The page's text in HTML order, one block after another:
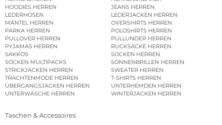
HOODIES HERREN
JEANS HERREN
LEDERHOSEN
LEDERJACKEN HERREN
MÄNTEL HERREN
OVERSHIRTS HERREN
PARKA HERREN
POLOSHIRTS HERREN
PULLOVER HERREN
PULLUNDER HERREN
PYJAMAS HERREN
RUCKSÄCKE HERREN
SAKKOS
SOCKEN HERREN
SOCKEN MULTIPACKS
SONNENBRILLEN HERREN
STRICKJACKEN HERREN
SWEATER HERREN
TRACHTENMODE HERREN
T-SHIRTS HERREN
ÜBERGANGSJACKEN HERREN
UNTERHEMDEN HERREN
UNTERWÄSCHE HERREN
WINTERJACKEN HERREN
Taschen & Accessoires